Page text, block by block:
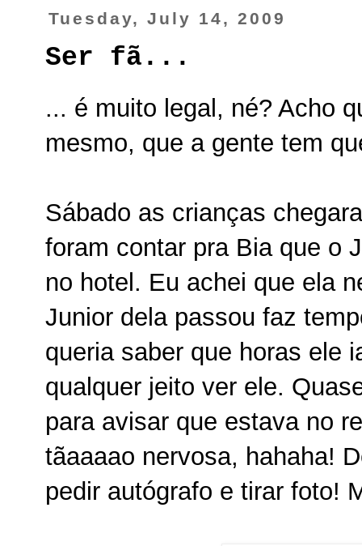
Tuesday, July 14, 2009
Ser fã...
... é muito legal, né? Acho
mesmo, que a gente tem
Sábado as crianças
foram contar pra Bia que o
no hotel. Eu achei que ela
Junior dela passou faz
queria saber que horas ele
qualquer jeito ver ele.
para avisar que estava no
tãaaaao nervosa, hahaha!
pedir autógrafo e tirar foto!